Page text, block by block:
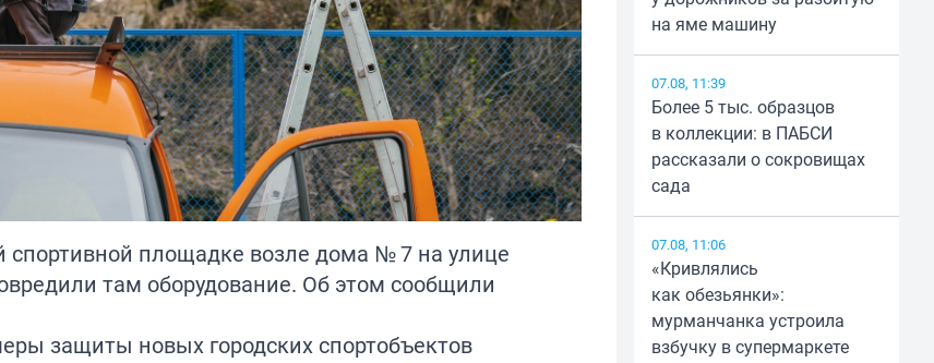
площадке возле дома № 7 на улице
там оборудование. Об этом сообщили
защиты новых городских спортобъектов
на яме машину
07.08, 11:39
Более 5 тыс. образцов
в коллекции: в ПАБСИ
рассказали о сокровищах
сада
07.08, 11:06
«Кривлялись
как обезьянки»:
мурманчанка устроила
взбучку в супермаркете